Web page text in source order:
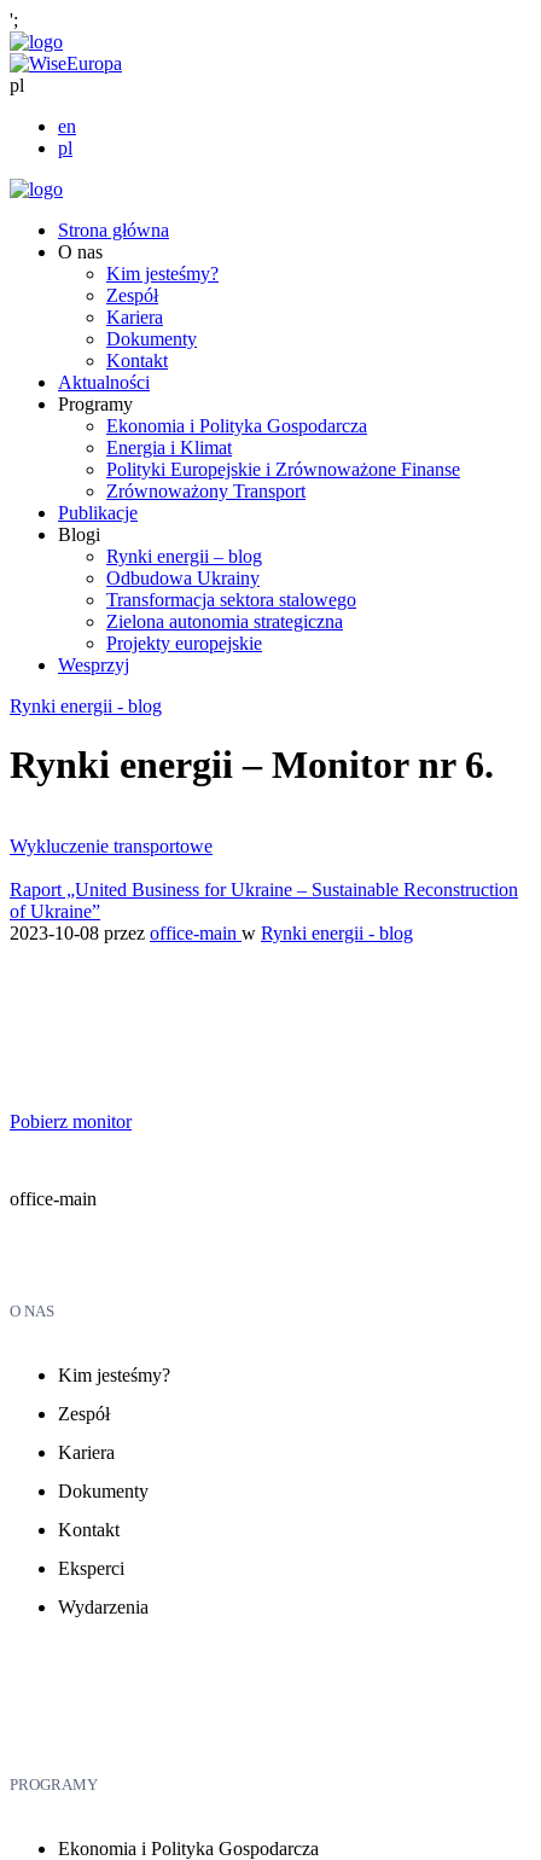
';
pl
en
pl
Strona główna
O nas
Kim jesteśmy?
Zespół
Kariera
Dokumenty
Kontakt
Aktualności
Programy
Ekonomia i Polityka Gospodarcza
Energia i Klimat
Polityki Europejskie i Zrównoważone Finanse
Zrównoważony Transport
Publikacje
Blogi
Rynki energii – blog
Odbudowa Ukrainy
Transformacja sektora stalowego
Zielona autonomia strategiczna
Projekty europejskie
Wesprzyj
Rynki energii - blog
Rynki energii – Monitor nr 6.
Wykluczenie transportowe
Raport „United Business for Ukraine – Sustainable Reconstruction
of Ukraine”
2023-10-08 przez office-main w Rynki energii - blog
Pobierz monitor
office-main
O NAS
Kim jesteśmy?
Zespół
Kariera
Dokumenty
Kontakt
Eksperci
Wydarzenia
PROGRAMY
Ekonomia i Polityka Gospodarcza